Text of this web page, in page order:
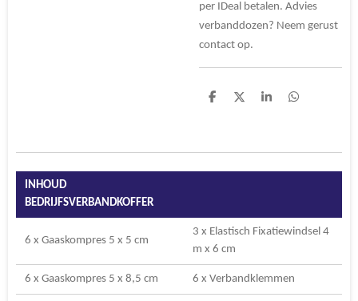
per IDeal betalen. Advies
verbanddozen? Neem gerust
contact op.
D
D
S
D
INHOUD
BEDRIJFSVERBANDKOFFER
6 x Gaaskompres 5 x 5 cm
3 x Elastisch Fixatiewindsel 4
m x 6 cm
6 x Gaaskompres 5 x 8,5 cm 6 x Verbandklemmen